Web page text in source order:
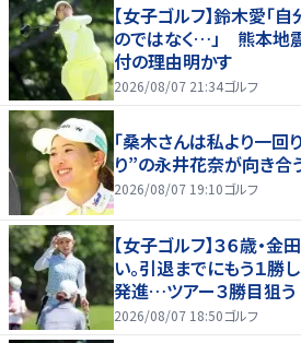
【女子ゴルフ】鈴木愛「
のではなく…」 熊本地
付の理由明かす
2026/08/07 21:34ゴルフ
「桑木さんは私より一回
り”の永井花奈が向き合
2026/08/07 19:10ゴルフ
【女子ゴルフ】３６歳・
い。引退までにもう１勝
発進…ツアー３勝目狙う
2026/08/07 18:50ゴルフ